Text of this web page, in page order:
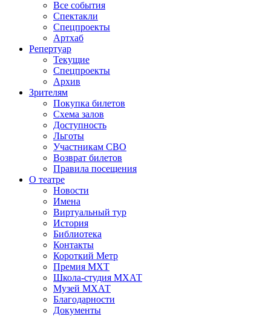
Все события
Спектакли
Спецпроекты
Артхаб
Репертуар
Текущие
Спецпроекты
Архив
Зрителям
Покупка билетов
Схема залов
Доступность
Льготы
Участникам СВО
Возврат билетов
Правила посещения
О театре
Новости
Имена
Виртуальный тур
История
Библиотека
Контакты
Короткий Метр
Премия МХТ
Школа-студия МХАТ
Музей МХАТ
Благодарности
Документы